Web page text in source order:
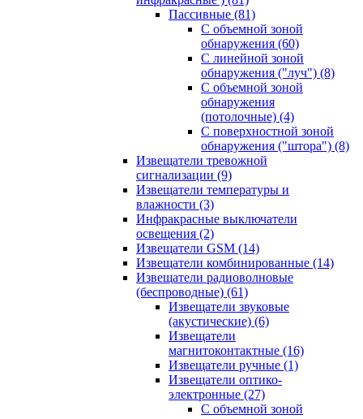
Пассивные (81)
С объемной зоной
обнаружения (60)
С линейной зоной
обнаружения ("луч") (8)
С объемной зоной
обнаружения
(потолочные) (4)
С поверхностной зоной
обнаружения ("штора") (8)
Извещатели тревожной
сигнализации (9)
Извещатели температуры и
влажности (3)
Инфракрасные выключатели
освещения (2)
Извещатели GSM (14)
Извещатели комбинированные (14)
Извещатели радиоволновые
(беспроводные) (61)
Извещатели звуковые
(акустические) (6)
Извещатели
магнитоконтактные (16)
Извещатели ручные (1)
Извещатели оптико-
электронные (27)
С объемной зоной